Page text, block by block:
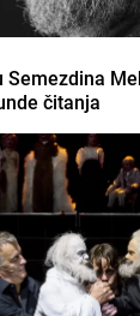
Semezdina
čitanja